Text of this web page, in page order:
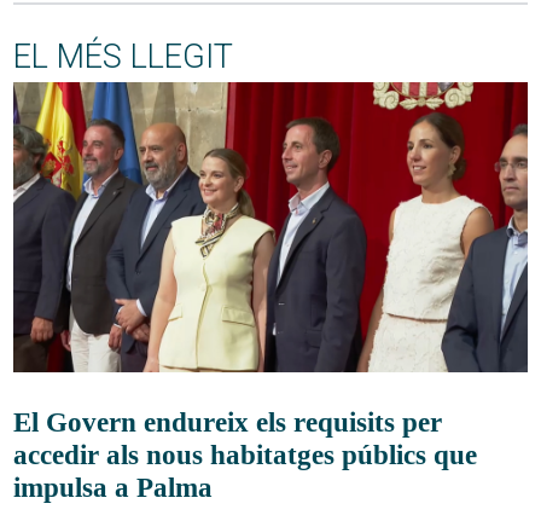
EL MÉS LLEGIT
El Govern endureix els requisits per
accedir als nous habitatges públics que
impulsa a Palma